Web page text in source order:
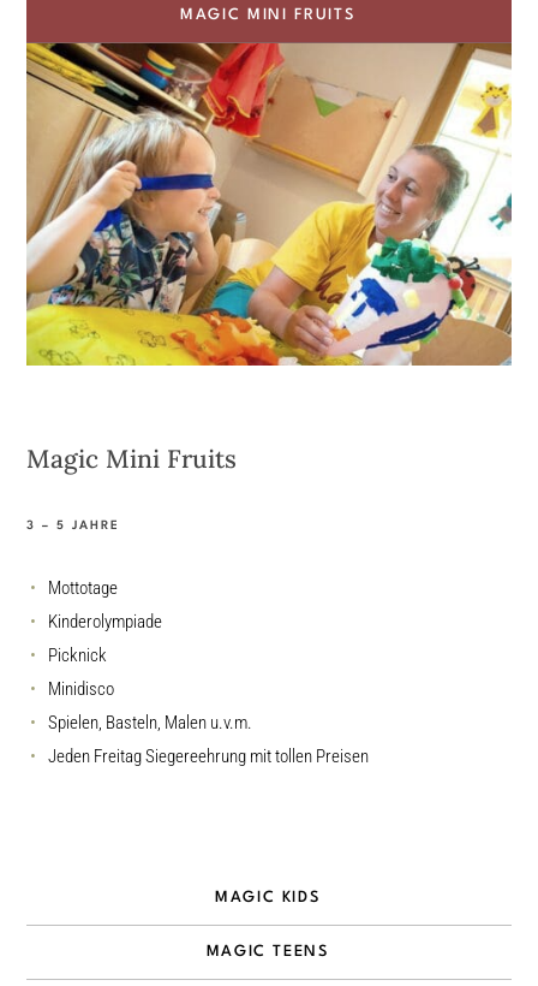
MAGIC MINI FRUITS
Magic Mini Fruits
3 – 5 JAHRE
Mottotage
Kinderolympiade
Picknick
Minidisco
Spielen, Basteln, Malen u.v.m.
Jeden Freitag Siegereehrung mit tollen Preisen
MAGIC KIDS
MAGIC TEENS